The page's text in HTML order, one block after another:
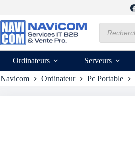
contenu
produits
Ordinateurs
Serveurs
Navicom Ordinateur Pc Portable